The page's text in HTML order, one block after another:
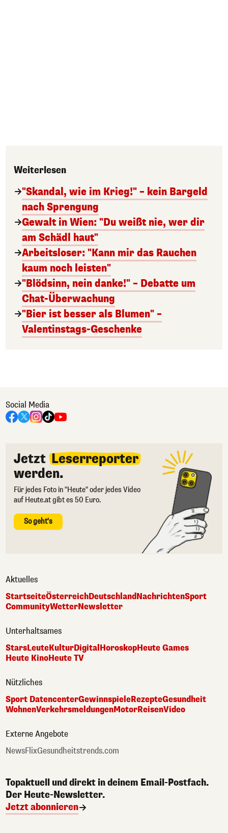
Weiterlesen
"Skandal, wie im Krieg!" – kein Bargeld
nach Sprengung
Gewalt in Wien: "Du weißt nie, wer dir
am Schädl haut"
Arbeitsloser: "Kann mir das Rauchen
kaum noch leisten"
"Blödsinn, nein danke!" – Debatte um
Chat-Überwachung
"Bier ist besser als Blumen" –
Valentinstags-Geschenke
Social Media
Jetzt Leserreporter
werden.
Für jedes Foto in "Heute" oder jedes Video
auf Heute.at gibt es 50 Euro.
So geht's
Aktuelles
StartseiteÖsterreichDeutschlandNachrichtenSport
CommunityWetterNewsletter
Unterhaltsames
StarsLeuteKulturDigital HoroskopHeute Games
Heute KinoHeute TV
Nützliches
Sport DatencenterGewinnspieleRezepteGesundheit
WohnenVerkehrsmeldungenMotorReisenVideo
Externe Angebote
NewsFlixGesundheitstrends.com
Topaktuell und direkt in deinem Email-Postfach.
Der Heute-Newsletter.
Jetzt abonnieren